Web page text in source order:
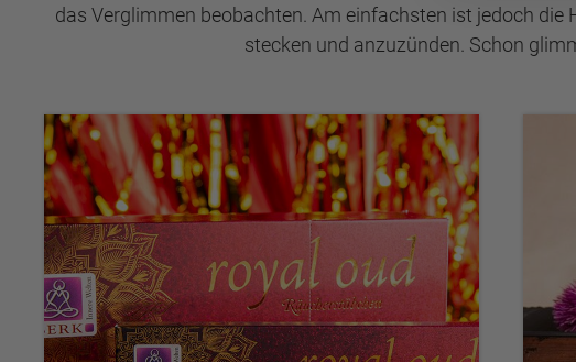
das Verglimmen beobachten. Am einfachsten ist jedoch
stecken und anzuzünden. Schon